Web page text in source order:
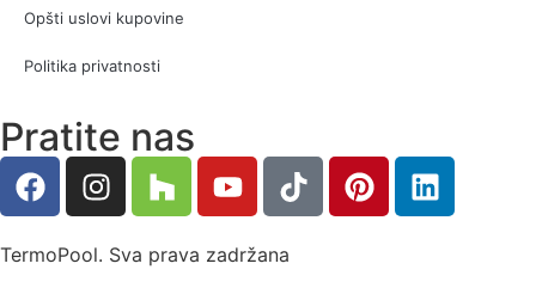
Opšti uslovi kupovine
Politika privatnosti
Pratite nas
TermoPool. Sva prava zadržana